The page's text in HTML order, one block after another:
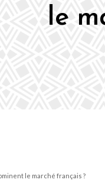
le
le marché français ?